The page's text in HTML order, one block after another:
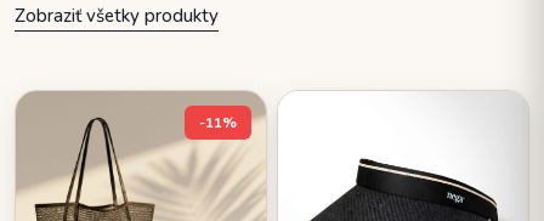
Zobraziť všetky produkty
-11%